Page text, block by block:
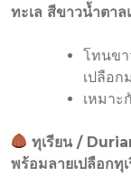
ทะเล สีขาวน้ำตา
โทนขา
เปลือก
เหมา
ทุเรียน /
พร้อมลายเปลือกทุ